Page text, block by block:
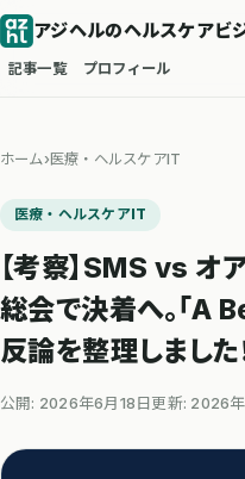
アジヘルのヘルスケアビ
記事一覧 プロフィール
ホーム› 医療・ヘルスケアIT
医療・ヘルスケアIT
【考察】SMS vs オ
総会で決着へ。「A
反論を整理しました
公開: 2026年6月18日 更新: 2026